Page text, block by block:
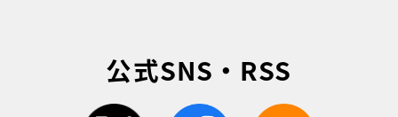
公式SNS・RSS
twitter facebook